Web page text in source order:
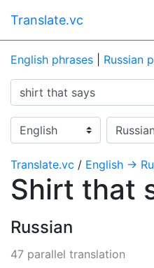
Translate.vc
English phrases Russian
Translate.vc / English →
Shirt that
Russian
47 parallel translation